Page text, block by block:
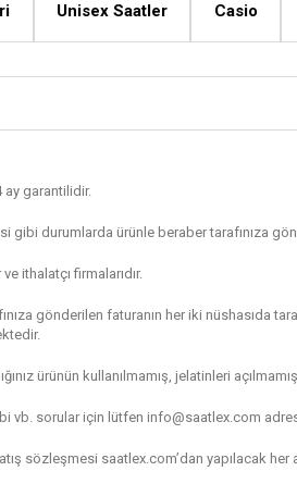
Unisex Saatler Casio
ay garantilidir.
gibi durumlarda ürünle beraber tarafınıza
ithalatçı firmalarıdır.
gönderilen faturanın her iki nüshasıda
ürünün kullanılmamış, jelatinleri
vb. sorular için lütfen info@saatlex.com
sözleşmesi saatlex.com’dan yapılacak her